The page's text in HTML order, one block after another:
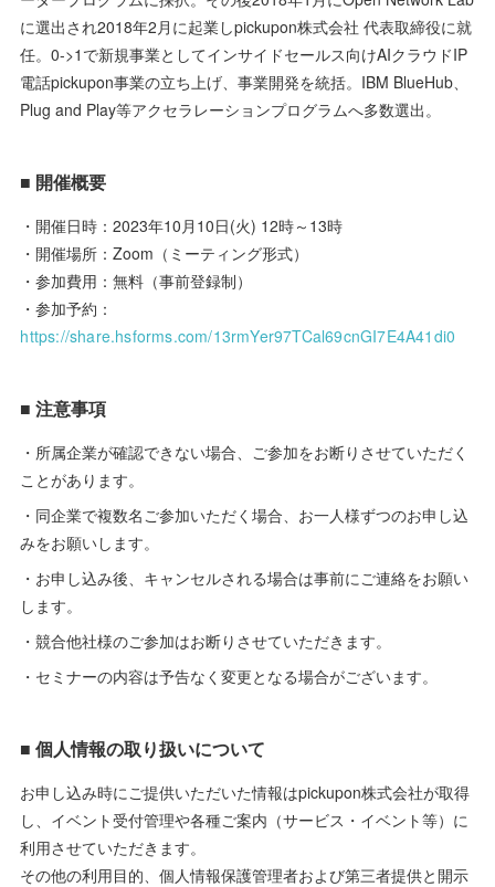
に選出され2018年2月に起業しpickupon株式会社 代表取締役に就
任。0->1で新規事業としてインサイドセールス向けAIクラウドIP
電話pickupon事業の立ち上げ、事業開発を統括。IBM BlueHub、
Plug and Play等アクセラレーションプログラムへ多数選出。
■ 開催概要
・開催日時：2023年10月10日(火) 12時～13時
・開催場所：Zoom（ミーティング形式）
・参加費用：無料（事前登録制）
・参加予約：
https://share.hsforms.com/13rmYer97TCal69cnGI7E4A41di0
■ 注意事項
・所属企業が確認できない場合、ご参加をお断りさせていただく
ことがあります。
・同企業で複数名ご参加いただく場合、お一人様ずつのお申し込
みをお願いします。
・お申し込み後、キャンセルされる場合は事前にご連絡をお願い
します。
・競合他社様のご参加はお断りさせていただきます。
・セミナーの内容は予告なく変更となる場合がございます。
■ 個人情報の取り扱いについて
お申し込み時にご提供いただいた情報はpickupon株式会社が取得
し、イベント受付管理や各種ご案内（サービス・イベント等）に
利用させていただきます。
その他の利用目的、個人情報保護管理者および第三者提供と開示